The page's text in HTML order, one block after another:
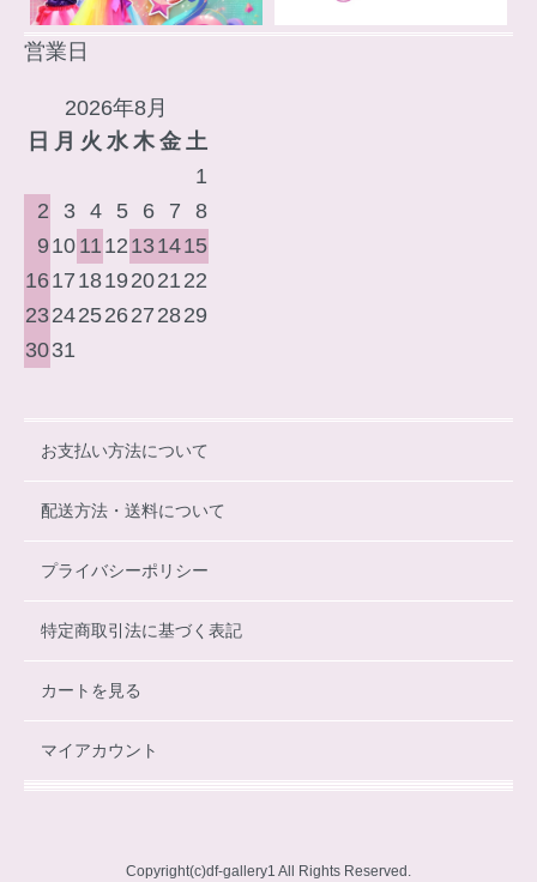
営業日
2026年8月
日 月 火 水 木 金 土
1
2
3 4 5 6 7
8
9 10 11 12 131415
1617 18192021 22
2324252627 2829
3031
お支払い方法について
配送方法・送料について
プライバシーポリシー
特定商取引法に基づく表記
カートを見る
マイアカウント
Copyright(c)df-gallery1 All Rights Reserved.